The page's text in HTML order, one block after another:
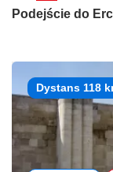
Podejście do
Dystans 118